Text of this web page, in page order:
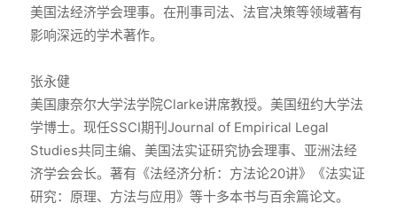
美国法经济学会理事。在刑事司法、法官决策等领域著有
影响深远的学术著作。
张永健
美国康奈尔大学法学院Clarke讲席教授。美国纽约大学法
学博士。现任SSCI期刊Journal of Empirical Legal
Studies共同主编、美国法实证研究协会理事、亚洲法经
济学会会长。著有《法经济分析：方法论20讲》《法实证
研究：原理、方法与应用》等十多本书与百余篇论文。